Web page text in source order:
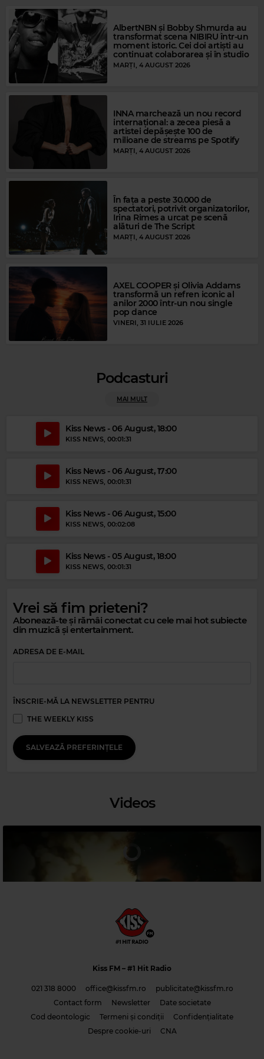
Rock Blues
JOE BONAMASSA –WILD ABOUT YOU BABY
Magic FM
NATTY BONG SWEET DREAMS
THE MAMAS & THE PAPAS–CALIFORNIA DREAMIN'
AlbertNBN și Bobby Shmurda au
transformat scena NIBIRU într-un
moment istoric. Cei doi artiști au
continuat colaborarea și în studio
MARȚI, 4 AUGUST 2026
INNA marchează un nou record
internațional: a zecea piesă a
artistei depășește 100 de
milioane de streams pe Spotify
MARȚI, 4 AUGUST 2026
În fața a peste 30.000 de
spectatori, potrivit organizatorilor,
Irina Rimes a urcat pe scenă
alături de The Script
MARȚI, 4 AUGUST 2026
AXEL COOPER și Olivia Addams
transformă un refren iconic al
anilor 2000 într-un nou single
pop dance
VINERI, 31 IULIE 2026
Podcasturi
MAI MULT
Kiss News - 06 August, 18:00
KISS NEWS, 00:01:31
Kiss News - 06 August, 17:00
KISS NEWS, 00:01:31
Kiss News - 06 August, 15:00
KISS NEWS, 00:02:08
Kiss News - 05 August, 18:00
KISS NEWS, 00:01:31
Vrei să fim prieteni?
Abonează-te și rămâi conectat cu cele mai hot subiecte
din muzică și entertainment.
ADRESA DE E-MAIL
ÎNSCRIE-MĂ LA NEWSLETTER PENTRU
THE WEEKLY KISS
SALVEAZĂ PREFERINȚELE
Videos
Costi & Adrian Saguna & Benzol – Solo tu -1
Kiss FM – #1 Hit Radio
021 318 8000 office@kissfm.ro
publicitate@kissfm.ro
Contact form
Newsletter
Date societate
Cod deontologic
Termeni și condiții
Confidențialitate
Despre cookie-uri
CNA